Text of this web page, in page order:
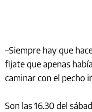
–Siempre hay que
fijate que apenas
caminar con el pecho
Son las 16.30 del